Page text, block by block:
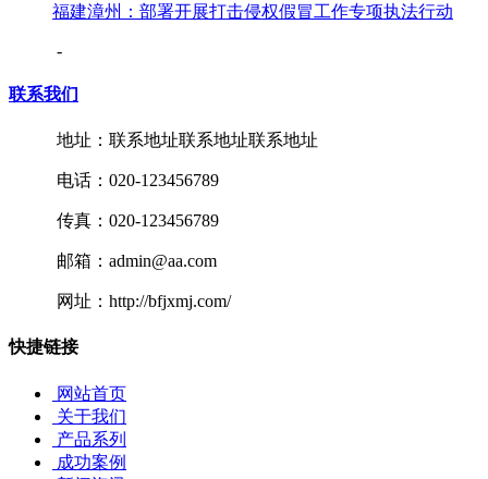
福建漳州：部署开展打击侵权假冒工作专项执法行动
-
联系我们
地址：联系地址联系地址联系地址
电话：020-123456789
传真：020-123456789
邮箱：admin@aa.com
网址：http://bfjxmj.com/
快捷链接
网站首页
关于我们
产品系列
成功案例